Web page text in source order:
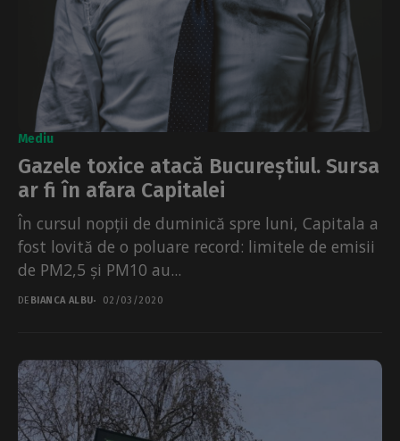
Mediu
Gazele toxice atacă Bucureștiul. Sursa
ar fi în afara Capitalei
În cursul nopții de duminică spre luni, Capitala a
fost lovită de o poluare record: limitele de emisii
de PM2,5 și PM10 au...
DE BIANCA ALBU 02/03/2020